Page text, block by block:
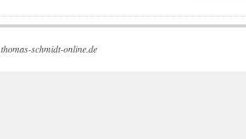
thomas-schmidt-online.de